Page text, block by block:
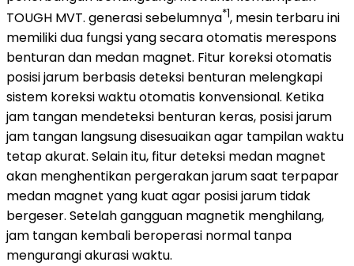
TOUGH MVT. generasi sebelumnya*1, mesin terbaru ini
memiliki dua fungsi yang secara otomatis merespons
benturan dan medan magnet. Fitur koreksi otomatis
posisi jarum berbasis deteksi benturan melengkapi
sistem koreksi waktu otomatis konvensional. Ketika
jam tangan mendeteksi benturan keras, posisi jarum
jam tangan langsung disesuaikan agar tampilan waktu
tetap akurat. Selain itu, fitur deteksi medan magnet
akan menghentikan pergerakan jarum saat terpapar
medan magnet yang kuat agar posisi jarum tidak
bergeser. Setelah gangguan magnetik menghilang,
jam tangan kembali beroperasi normal tanpa
mengurangi akurasi waktu.